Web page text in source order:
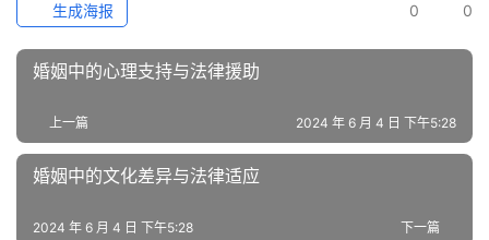
0 0
生成海报
婚姻中的心理支持与法律援助
上一篇 2024 年 6 月 4 日 下午5:28
婚姻中的文化差异与法律适应
下一篇
2024 年 6 月 4 日 下午5:28